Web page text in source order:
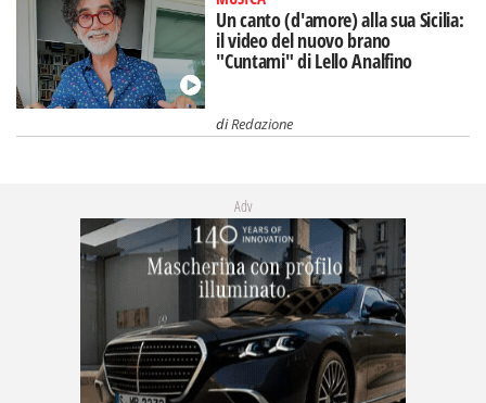
Un canto (d'amore) alla sua Sicilia:
il video del nuovo brano
"Cuntami" di Lello Analfino
diRedazione
Adv